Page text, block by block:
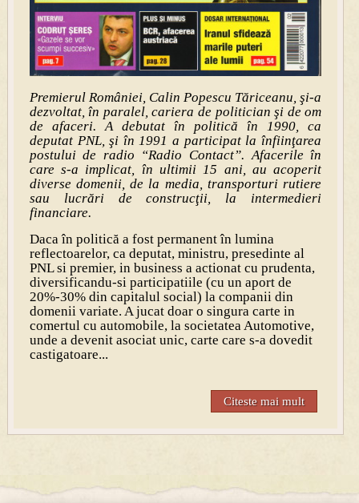
Premierul României, Calin Popescu Tăriceanu, şi-a
dezvoltat, în paralel, cariera de politician şi de om
de afaceri. A debutat în politică în 1990, ca
deputat PNL, şi în 1991 a participat la înfiinţarea
postului de radio “Radio Contact”. Afacerile în
care s-a implicat, în ultimii 15 ani, au acoperit
diverse domenii, de la media, transporturi rutiere
sau lucrări de construcţii, la intermedieri
financiare.
Daca în politică a fost permanent în lumina
reflectoarelor, ca deputat, ministru, presedinte al
PNL si premier, in business a actionat cu prudenta,
diversificandu-si participatiile (cu un aport de
20%-30% din capitalul social) la companii din
domenii variate. A jucat doar o singura carte in
comertul cu automobile, la societatea Automotive,
unde a devenit asociat unic, carte care s-a dovedit
castigatoare...
Citeste mai mult